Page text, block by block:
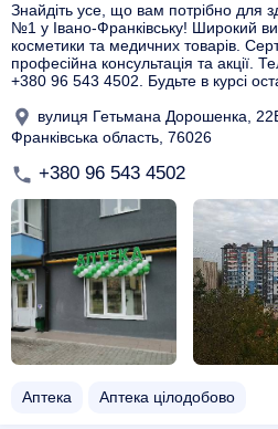
Знайдіть усе, що вам потрібно для
№1 у Івано-Франківську! Широкий
косметики та медичних товарів.
професійна консультація та акції.
+380 96 543 4502. Будьте в курсі
вулиця Гетьмана Дорошенка,
Франківська область, 76026
+380 96 543 4502
Аптека Аптека цілодобово